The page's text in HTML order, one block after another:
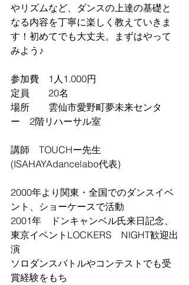
やリズムなど、ダンスの上達の基礎と
なる内容を丁寧に楽しく教えていきま
す！初めてでも大丈夫。まずはやって
みよう♪
参加費　1人1.000円
定員　　20名
場所　　雲仙市愛野町夢未来センタ
ー　2階リハーサル室
講師　TOUCHー先生
(ISAHAYAdancelabo代表)
2000年より関東・全国でのダンスイベ
ント、ショーケースで活動
2001年　ドンキャンベル氏来日記念、
東京イベントLOCKERS　NIGHT歓迎出
演
ソロダンスバトルやコンテストでも受
賞経験をもち